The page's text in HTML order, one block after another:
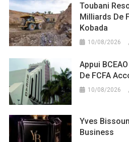
Toubani
Milliards De
Kobada
10/08/2026
Appui
De FCFA
10/08/2026
Yves
Business